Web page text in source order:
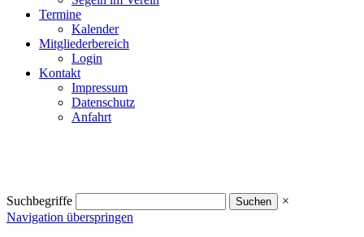
Termine
Kalender
Mitgliederbereich
Login
Kontakt
Impressum
Datenschutz
Anfahrt
Suchbegriffe
×
Navigation überspringen